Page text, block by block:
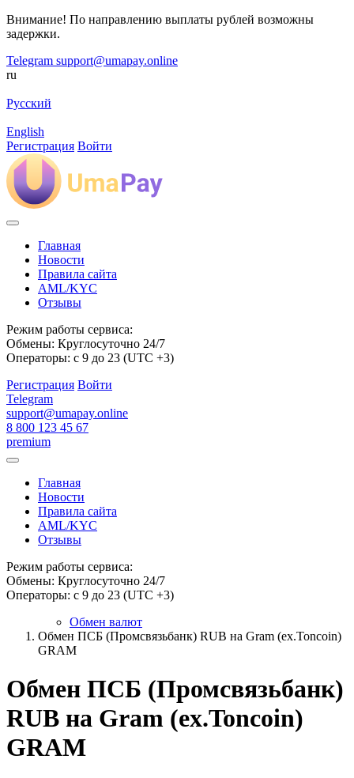
Внимание! По направлению выплаты рублей возможны
задержки.
Telegram support@umapay.online
ru
Русский
English
Регистрация Войти
Главная
Новости
Правила сайта
AML/KYC
Отзывы
Режим работы сервиса:
Обмены: Круглосуточно 24/7
Операторы: с 9 до 23 (UTC +3)
Регистрация Войти
Telegram
support@umapay.online
8 800 123 45 67
premium
Главная
Новости
Правила сайта
AML/KYC
Отзывы
Режим работы сервиса:
Обмены: Круглосуточно 24/7
Операторы: с 9 до 23 (UTC +3)
Обмен валют
Обмен ПСБ (Промсвязьбанк) RUB на Gram (ex.Toncoin)
GRAM
Обмен ПСБ (Промсвязьбанк)
RUB на Gram (ex.Toncoin)
GRAM